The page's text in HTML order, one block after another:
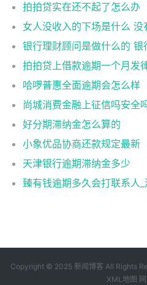
拍拍贷实在还不起了怎么办
拍拍贷上借款逾期一个月发
哈啰普惠全面逾期会怎么样
尚城消费金融上征信吗安全
好分期滞纳金怎么算的
小象优品协商还款规定最新
天津银行逾期滞纳金多少
Copyright © 2025 新闻博客 All Rights
XML地图